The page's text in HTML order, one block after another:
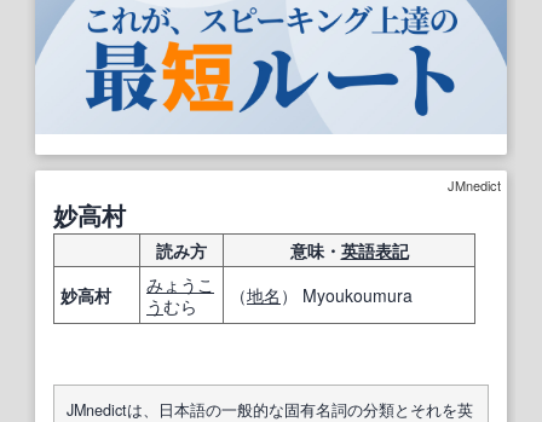
JMnedict
妙高村
読み方 意味・ 英語表記
妙高村
みょうこ
うむら （地名 ） Myoukoumura
JMnedictは、日本語の一般的な固有名詞の分類とそれを英